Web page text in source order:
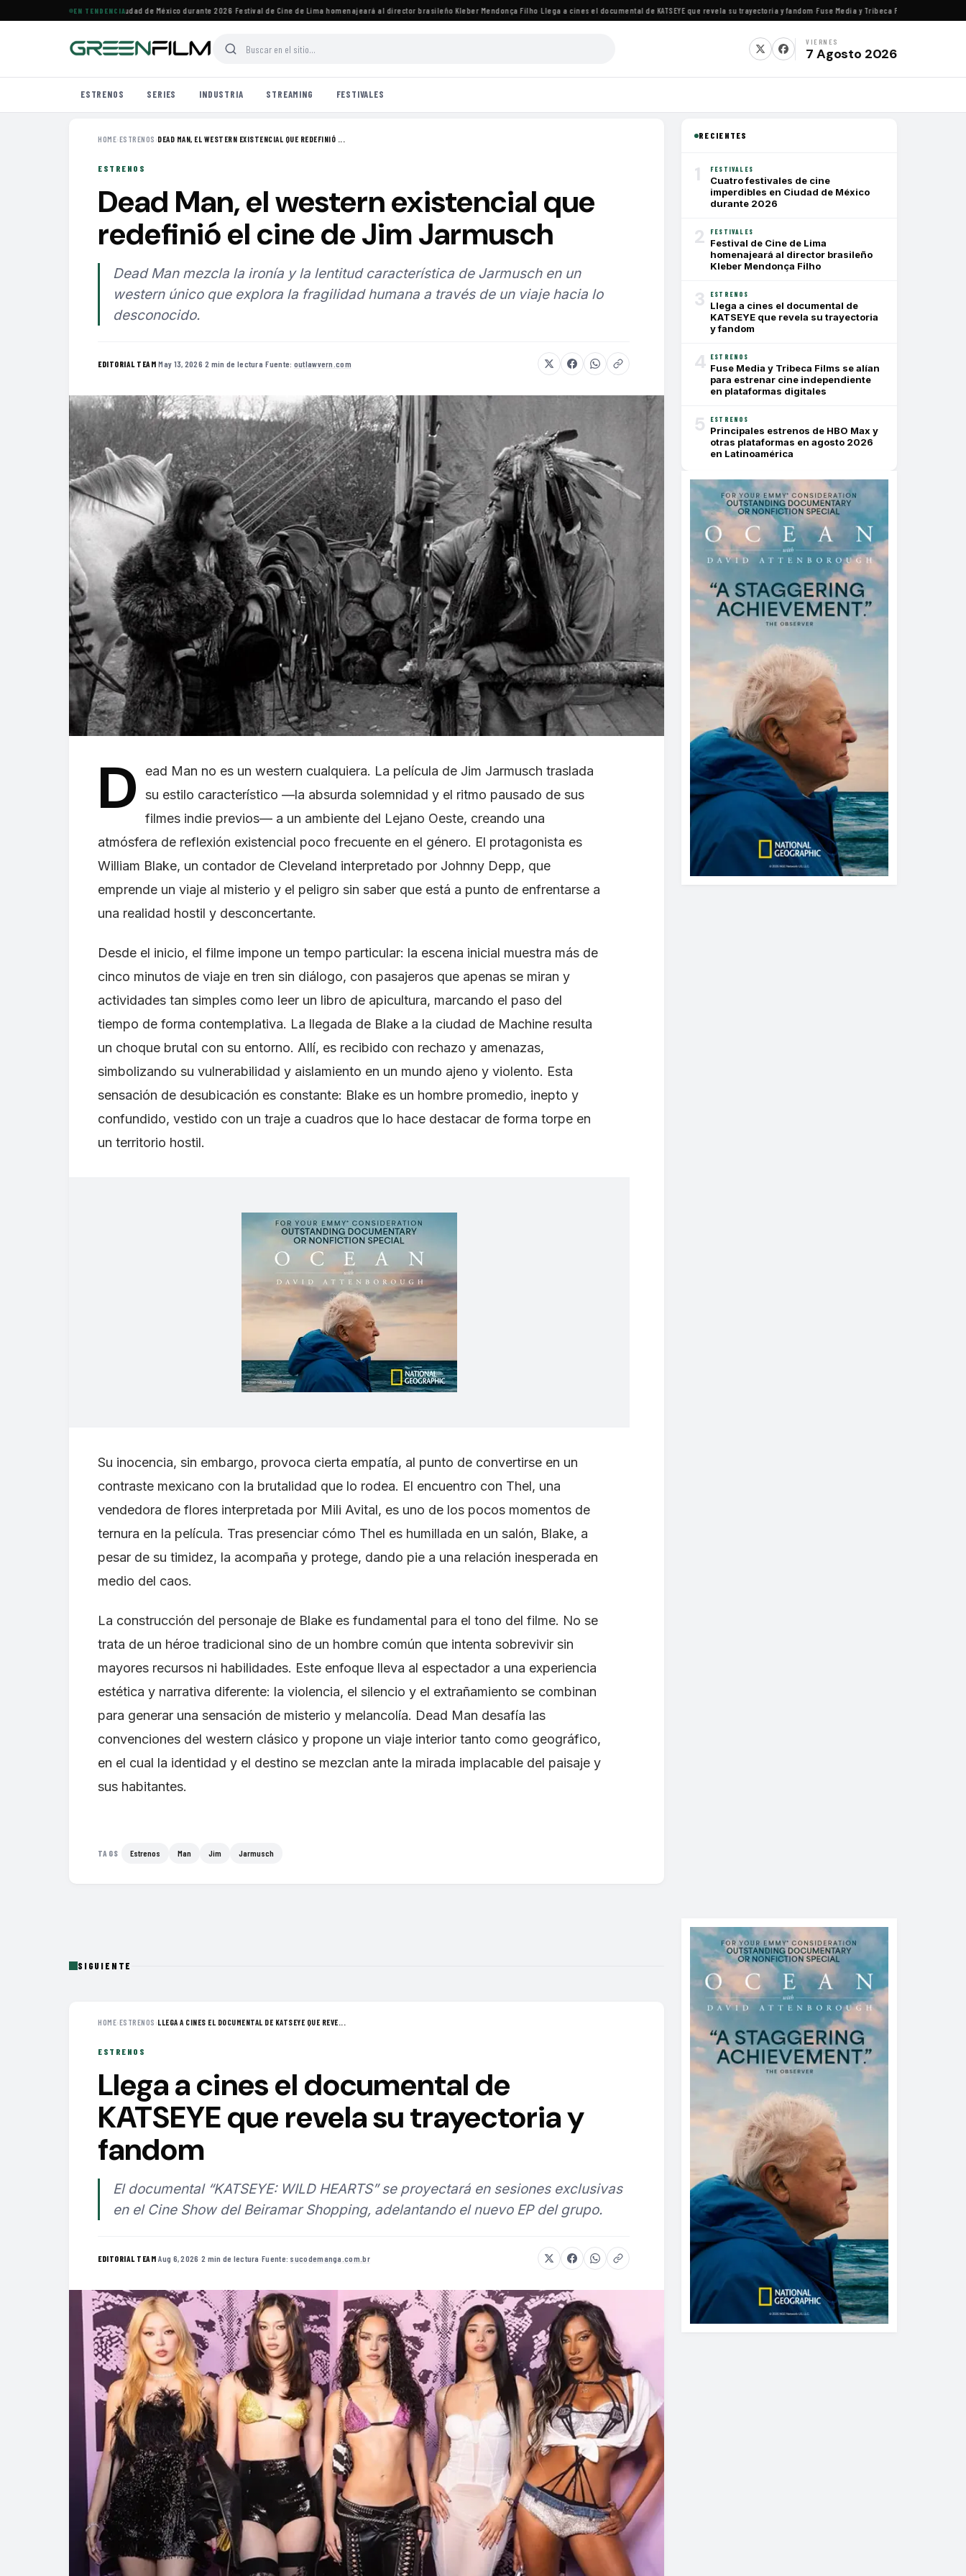
EN TENDENCIA
de cine imperdibles en Ciudad de México durante 2026·Festival de Cine de Lima homenajeará al director brasileño Kleber Mendonça Filho·Llega a cines el documental de KATSEYE que revela su trayectoria y fandom·Fuse Media y Tribeca Films se alían para
VIERNES
7 Agosto 2026
ESTRENOS SERIES INDUSTRIA STREAMING FESTIVALES
HOME›ESTRENOS ›DEAD MAN, EL WESTERN EXISTENCIAL QUE REDEFINIÓ ...
ESTRENOS
Dead Man, el western existencial que
redefinió el cine de Jim Jarmusch
Dead Man mezcla la ironía y la lentitud característica de Jarmusch en un
western único que explora la fragilidad humana a través de un viaje hacia lo
desconocido.
EDITORIAL TEAM·May 13, 2026·2 min de lectura·Fuente: outlawvern.com
D
ead Man no es un western cualquiera. La película de Jim Jarmusch traslada
su estilo característico —la absurda solemnidad y el ritmo pausado de sus
filmes indie previos— a un ambiente del Lejano Oeste, creando una
atmósfera de reflexión existencial poco frecuente en el género. El protagonista es
William Blake, un contador de Cleveland interpretado por Johnny Depp, que
emprende un viaje al misterio y el peligro sin saber que está a punto de enfrentarse a
una realidad hostil y desconcertante.
Desde el inicio, el filme impone un tempo particular: la escena inicial muestra más de
cinco minutos de viaje en tren sin diálogo, con pasajeros que apenas se miran y
actividades tan simples como leer un libro de apicultura, marcando el paso del
tiempo de forma contemplativa. La llegada de Blake a la ciudad de Machine resulta
un choque brutal con su entorno. Allí, es recibido con rechazo y amenazas,
simbolizando su vulnerabilidad y aislamiento en un mundo ajeno y violento. Esta
sensación de desubicación es constante: Blake es un hombre promedio, inepto y
confundido, vestido con un traje a cuadros que lo hace destacar de forma torpe en
un territorio hostil.
Su inocencia, sin embargo, provoca cierta empatía, al punto de convertirse en un
contraste mexicano con la brutalidad que lo rodea. El encuentro con Thel, una
vendedora de flores interpretada por Mili Avital, es uno de los pocos momentos de
ternura en la película. Tras presenciar cómo Thel es humillada en un salón, Blake, a
pesar de su timidez, la acompaña y protege, dando pie a una relación inesperada en
medio del caos.
La construcción del personaje de Blake es fundamental para el tono del filme. No se
trata de un héroe tradicional sino de un hombre común que intenta sobrevivir sin
mayores recursos ni habilidades. Este enfoque lleva al espectador a una experiencia
estética y narrativa diferente: la violencia, el silencio y el extrañamiento se combinan
para generar una sensación de misterio y melancolía. Dead Man desafía las
convenciones del western clásico y propone un viaje interior tanto como geográfico,
en el cual la identidad y el destino se mezclan ante la mirada implacable del paisaje y
sus habitantes.
TAGS Estrenos Man Jim Jarmusch
RECIENTES
1 FESTIVALES
Cuatro festivales de cine
imperdibles en Ciudad de México
durante 2026
2 FESTIVALES
Festival de Cine de Lima
homenajeará al director brasileño
Kleber Mendonça Filho
3 ESTRENOS
Llega a cines el documental de
KATSEYE que revela su trayectoria
y fandom
4 ESTRENOS
Fuse Media y Tribeca Films se alían
para estrenar cine independiente
en plataformas digitales
5 ESTRENOS
Principales estrenos de HBO Max y
otras plataformas en agosto 2026
en Latinoamérica
SIGUIENTE
HOME›ESTRENOS ›LLEGA A CINES EL DOCUMENTAL DE KATSEYE QUE REVE...
ESTRENOS
Llega a cines el documental de
KATSEYE que revela su trayectoria y
fandom
El documental “KATSEYE: WILD HEARTS” se proyectará en sesiones exclusivas
en el Cine Show del Beiramar Shopping, adelantando el nuevo EP del grupo.
EDITORIAL TEAM·Aug 6, 2026 ·2 min de lectura ·Fuente: sucodemanga.com.br